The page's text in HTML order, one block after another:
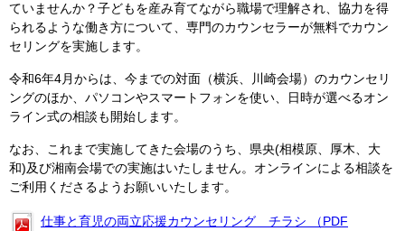
ていませんか？子どもを産み育てながら職場で理解され、協力を得
られるような働き方について、専門のカウンセラーが無料でカウン
セリングを実施します。
令和6年4月からは、今までの対面（横浜、川崎会場）のカウンセリ
ングのほか、パソコンやスマートフォンを使い、日時が選べるオン
ライン式の相談も開始します。
なお、これまで実施してきた会場のうち、県央(相模原、厚木、大
和)及び湘南会場での実施はいたしません。オンラインによる相談を
ご利用くださるようお願いいたします。
仕事と育児の両立応援カウンセリング チラシ （PDF